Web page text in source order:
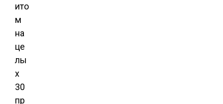
ито
м
на
це
лы
х
30
пр